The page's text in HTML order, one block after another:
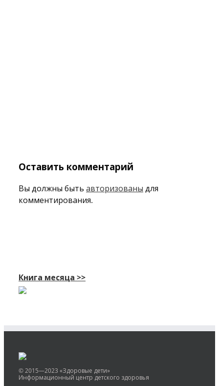
Оставить комментарий
Вы должны быть авторизованы для
комментирования.
Книга месяца >>
© 2015—2023 «Здоровые дети»
Информационный центр детского здоровья